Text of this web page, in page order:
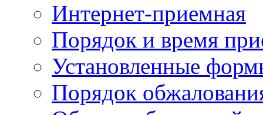
Интернет-приемная
Порядок и время
Установленные
Порядок